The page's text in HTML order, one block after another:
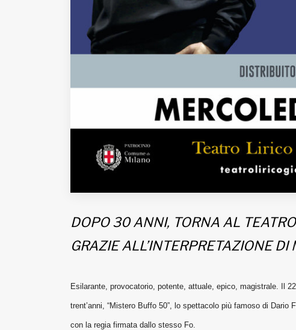
DOPO 30 ANNI, TORNA AL
GRAZIE ALL’INTERPRETAZIONE
Esilarante, provocatorio, potente, attuale, epico, magistrale. Il
trent’anni, “Mistero Buffo 50”, lo spettacolo più famoso di
con la regia firmata dallo stesso Fo.